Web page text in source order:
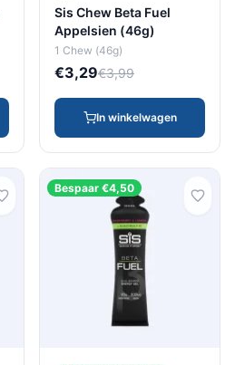
Sis Chew Beta Fuel
Appelsien (46g)
1 Chew (46g)
€3,29€3,99
In winkelwagen
Bespaar €4,50